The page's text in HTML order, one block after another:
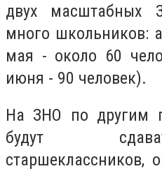
двух масштабных
много школьников:
мая - около 60
июня - 90 человек).
На ЗНО по другим
будут
старшеклассников,